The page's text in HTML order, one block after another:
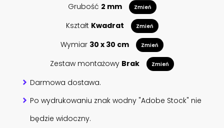
Grubość 2 mm Zmień
Kształt Kwadrat Zmień
Wymiar 30 x 30 cm Zmień
Zestaw montażowy Brak Zmień
Darmowa dostawa.
Po wydrukowaniu znak wodny "Adobe Stock" nie
będzie widoczny.